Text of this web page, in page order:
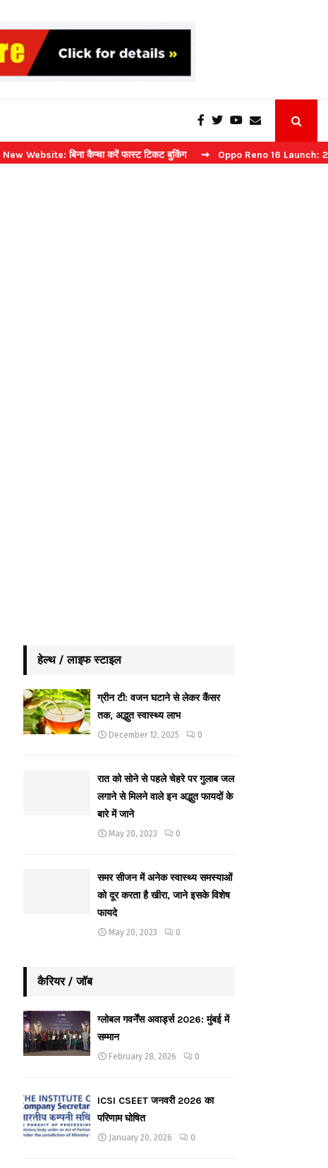
बिना कैप्चा करें फास्ट टिकट बुकिंग ⇝ Oppo Reno 16 Launch: 2 जुलाई को
हेल्थ / लाइफ स्टाइल
ग्रीन टी: वजन घटाने से लेकर कैंसर
तक, अद्भुत स्वास्थ्य लाभ
December 12, 2025 0
रात को सोने से पहले चेहरे पर गुलाब जल
लगाने से मिलने वाले इन अद्भुत फायदों के
बारे में जाने
May 20, 2023 0
समर सीजन में अनेक स्वास्थ्य समस्याओं
को दूर करता है खीरा, जाने इसके विशेष
फायदे
May 20, 2023 0
कैरियर / जॉब
ग्लोबल गवर्नेंस अवार्ड्स 2026: मुंबई में
सम्मान
February 28, 2026 0
ICSI CSEET जनवरी 2026 का
परिणाम घोषित
January 20, 2026 0